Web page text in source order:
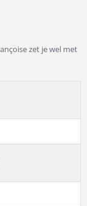
zet je wel met